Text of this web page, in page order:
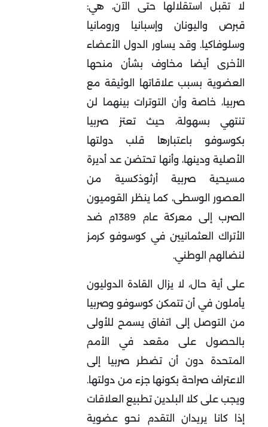
لا تقبل استقلالها حتى الآن، هي:
قبرص واليونان وإسبانيا ورومانيا
وسلوفاكيا. وقد يساور الدول الأعضاء
الأخرى أيضا مخاوف بشأن منحها
العضوية بسبب علاقاتها الوثيقة مع
صربيا، خاصة وأن التوترات بينهما لن
تنتهي بسهولة، حيث تعتز صربيا
بكوسوفو باعتبارها قلب دولتها
الأصلية ودينها، وأنها تحتضن عد أديرة
مسيحية صربية أرثوذكسية من
العصور الوسطى، كما ينظر القوميون
الصرب إلى معركة عام 1389م ضد
الأتراك العثمانيين في كوسوفو كرمز
لنضالهم الوطني.
على أية حال، لا يزال القادة الدوليون
يأملون في أن تتمكن كوسوفو وصربيا
من التوصل إلى اتفاق يسمح للأولى
بالحصول على مقعد في الأمم
المتحدة دون أن تضطر صربيا إلى
الاعتراف صراحة بكونها جزء من دولتها.
ويجب على كلا البلدين تطبيع العلاقات
إذا كانا يريدان التقدم نحو عضوية